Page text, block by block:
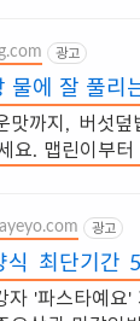
광고
물에 잘 풀리
맛까지, 버섯
요. 맵린이부터
광고
식 최단기간
자 '파스타예요'